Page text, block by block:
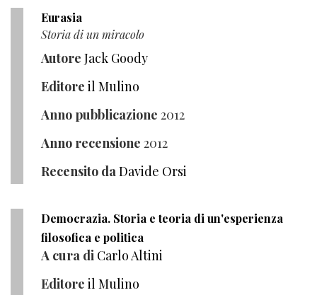
Eurasia
Storia di un miracolo
Autore Jack Goody
Editore il Mulino
Anno pubblicazione 2012
Anno recensione 2012
Recensito daDavide Orsi
Democrazia. Storia e teoria di un'esperienza
filosofica e politica
A cura di Carlo Altini
Editore il Mulino